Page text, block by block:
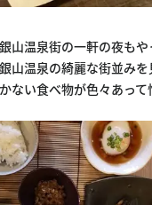
山温泉街の一軒の夜も
山温泉の綺麗な街並み
ない食べ物が色々あって